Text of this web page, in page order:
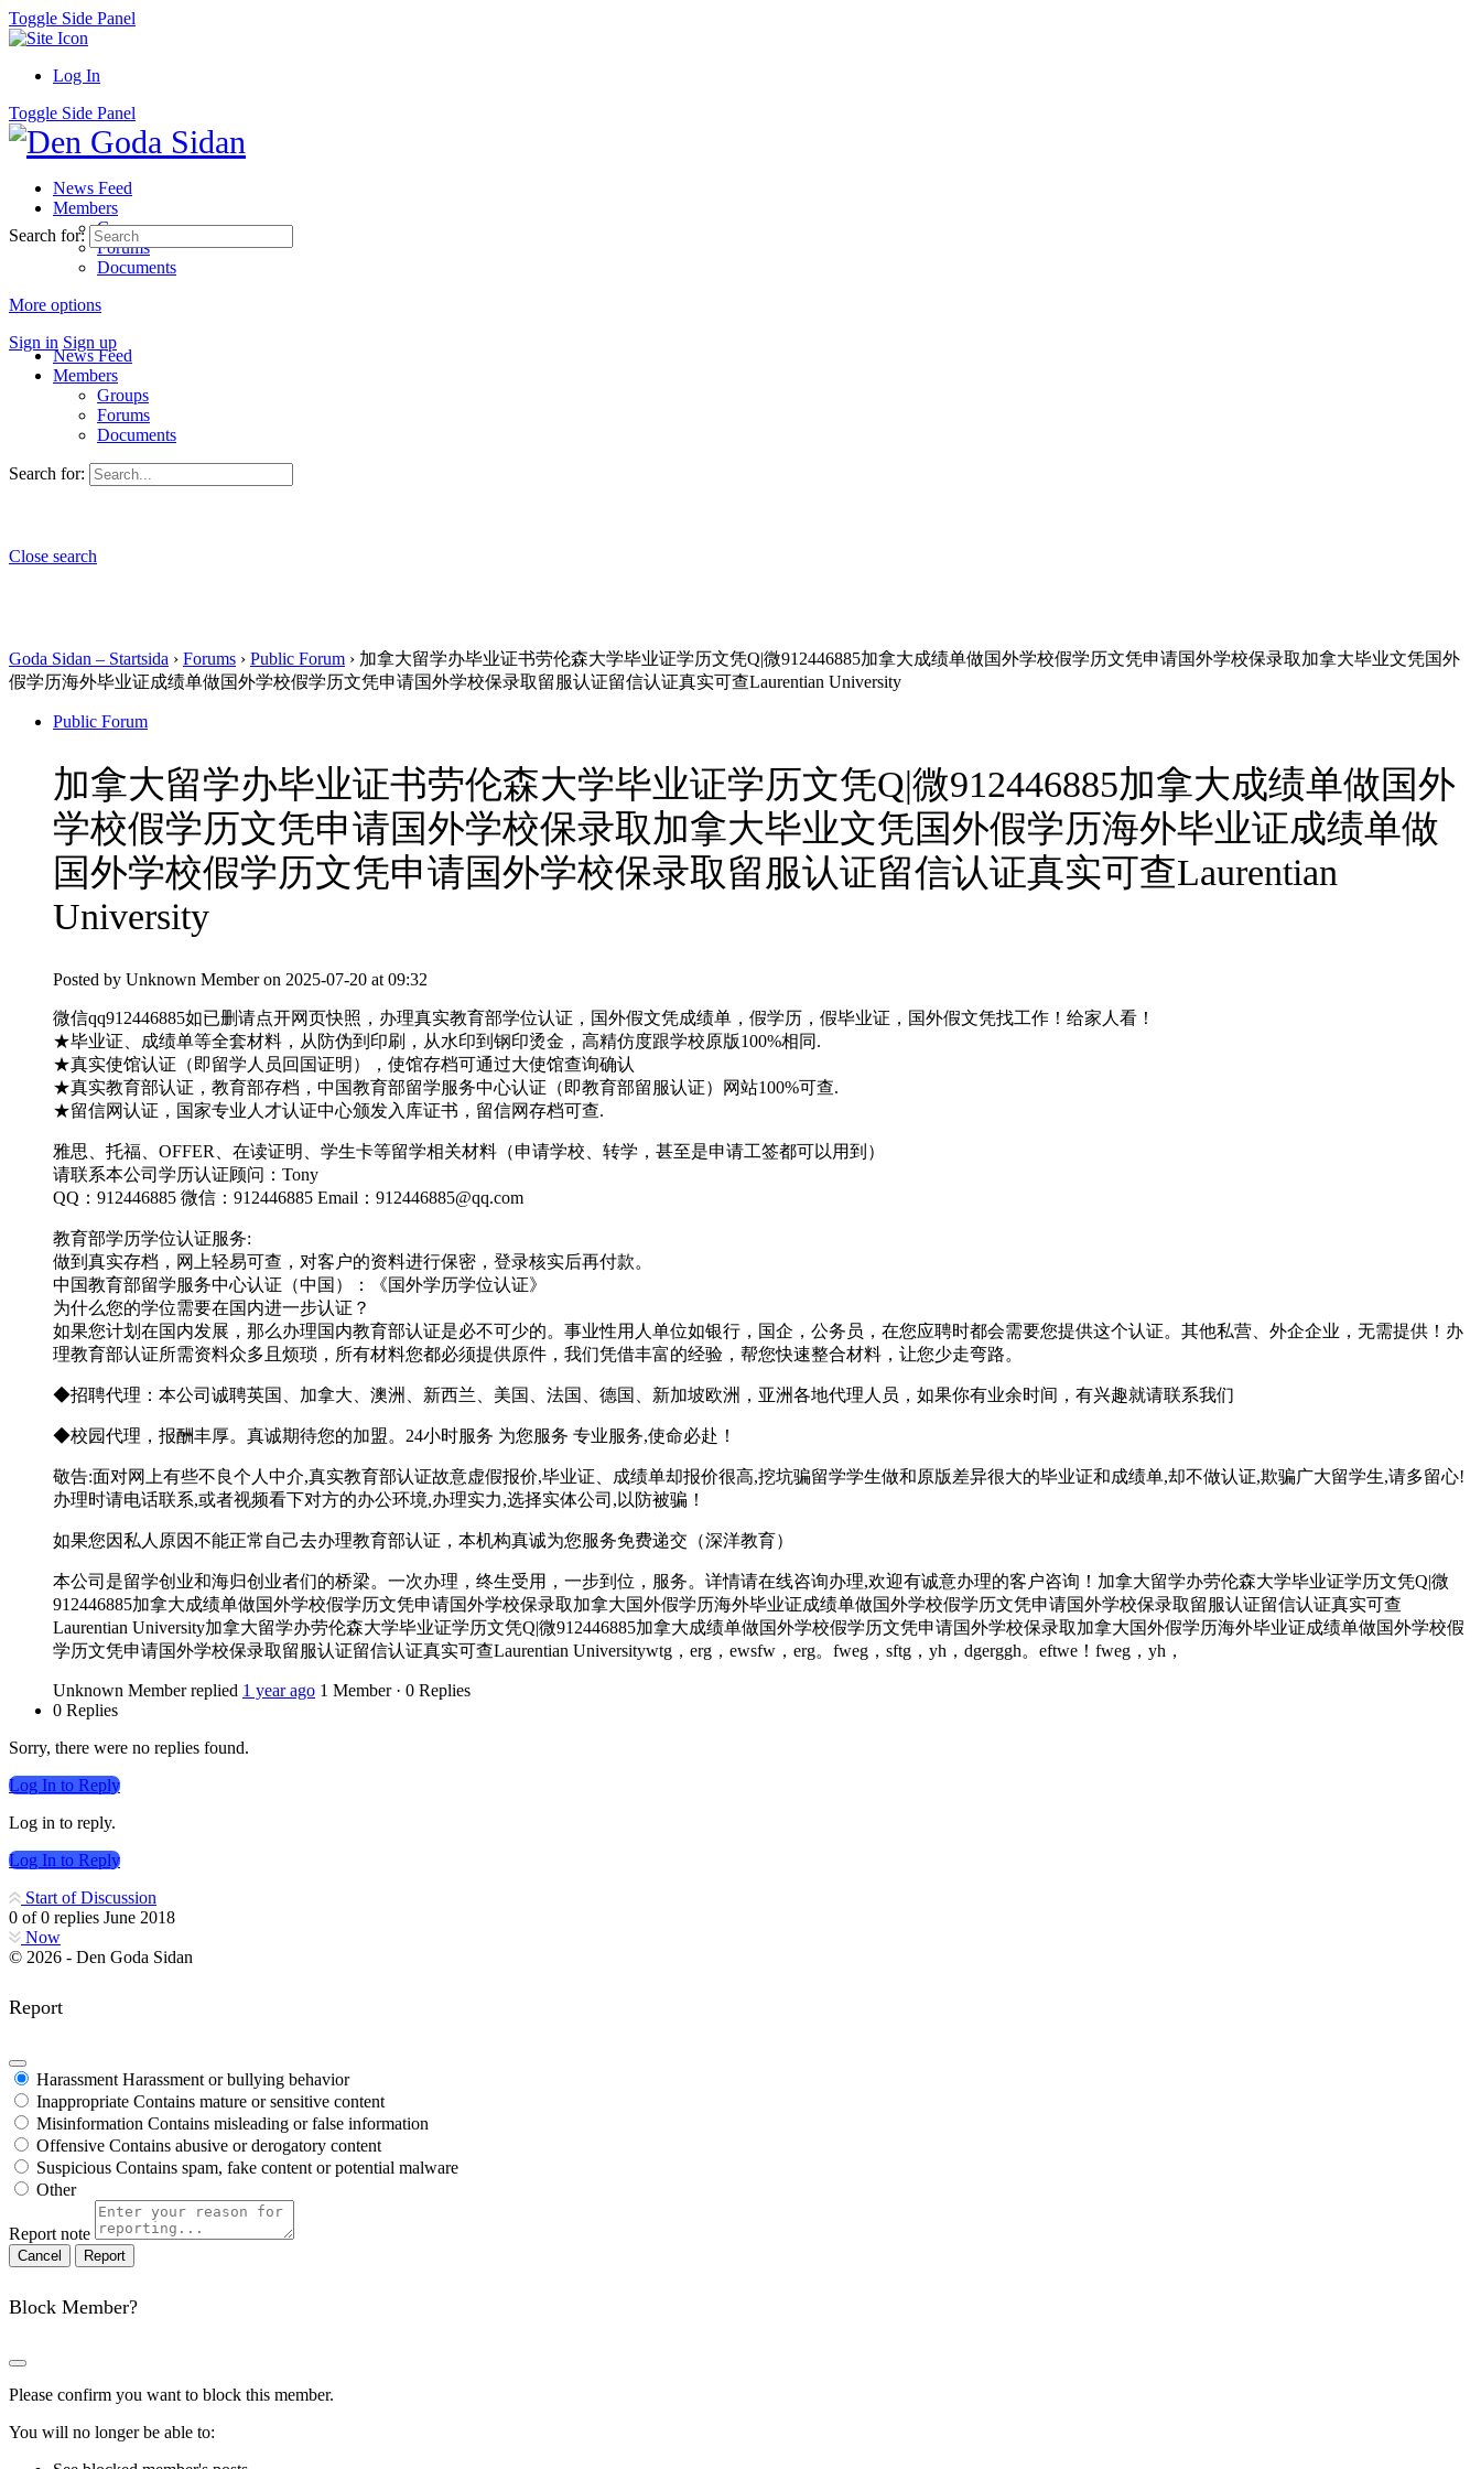
Toggle Side Panel
Log In
Toggle Side Panel
News Feed
Members
Groups
Forums
Documents
More options
Sign in Sign up
Search for:
News Feed
Members
Groups
Forums
Documents
Search for:
Close search
Goda Sidan – Startsida › Forums › Public Forum › 加拿大留学办毕业证书劳伦森大学毕业证学历文凭Q|微912446885加拿大成绩单做国外学校假学历文凭申请国外学校保录取加拿大毕业文凭国外
假学历海外毕业证成绩单做国外学校假学历文凭申请国外学校保录取留服认证留信认证真实可查Laurentian University
Public Forum
加拿大留学办毕业证书劳伦森大学毕业证学历文凭Q|微912446885加拿大成绩单做国外
学校假学历文凭申请国外学校保录取加拿大毕业文凭国外假学历海外毕业证成绩单做
国外学校假学历文凭申请国外学校保录取留服认证留信认证真实可查Laurentian
University
Posted by Unknown Member on 2025-07-20 at 09:32
微信qq912446885如已删请点开网页快照，办理真实教育部学位认证，国外假文凭成绩单，假学历，假毕业证，国外假文凭找工作！给家人看！
★毕业证、成绩单等全套材料，从防伪到印刷，从水印到钢印烫金，高精仿度跟学校原版100%相同.
★真实使馆认证（即留学人员回国证明），使馆存档可通过大使馆查询确认
★真实教育部认证，教育部存档，中国教育部留学服务中心认证（即教育部留服认证）网站100%可查.
★留信网认证，国家专业人才认证中心颁发入库证书，留信网存档可查.
雅思、托福、OFFER、在读证明、学生卡等留学相关材料（申请学校、转学，甚至是申请工签都可以用到）
请联系本公司学历认证顾问：Tony
QQ：912446885 微信：912446885 Email：912446885@qq.com
教育部学历学位认证服务:
做到真实存档，网上轻易可查，对客户的资料进行保密，登录核实后再付款。
中国教育部留学服务中心认证（中国）：《国外学历学位认证》
为什么您的学位需要在国内进一步认证？
如果您计划在国内发展，那么办理国内教育部认证是必不可少的。事业性用人单位如银行，国企，公务员，在您应聘时都会需要您提供这个认证。其他私营、外企企业，无需提供！办
理教育部认证所需资料众多且烦琐，所有材料您都必须提供原件，我们凭借丰富的经验，帮您快速整合材料，让您少走弯路。
◆招聘代理：本公司诚聘英国、加拿大、澳洲、新西兰、美国、法国、德国、新加坡欧洲，亚洲各地代理人员，如果你有业余时间，有兴趣就请联系我们
◆校园代理，报酬丰厚。真诚期待您的加盟。24小时服务 为您服务 专业服务,使命必赴！
敬告:面对网上有些不良个人中介,真实教育部认证故意虚假报价,毕业证、成绩单却报价很高,挖坑骗留学学生做和原版差异很大的毕业证和成绩单,却不做认证,欺骗广大留学生,请多留心!
办理时请电话联系,或者视频看下对方的办公环境,办理实力,选择实体公司,以防被骗！
如果您因私人原因不能正常自己去办理教育部认证，本机构真诚为您服务免费递交（深洋教育）
本公司是留学创业和海归创业者们的桥梁。一次办理，终生受用，一步到位，服务。详情请在线咨询办理,欢迎有诚意办理的客户咨询！加拿大留学办劳伦森大学毕业证学历文凭Q|微
912446885加拿大成绩单做国外学校假学历文凭申请国外学校保录取加拿大国外假学历海外毕业证成绩单做国外学校假学历文凭申请国外学校保录取留服认证留信认证真实可查
Laurentian University加拿大留学办劳伦森大学毕业证学历文凭Q|微912446885加拿大成绩单做国外学校假学历文凭申请国外学校保录取加拿大国外假学历海外毕业证成绩单做国外学校假
学历文凭申请国外学校保录取留服认证留信认证真实可查Laurentian Universitywtg，erg，ewsfw，erg。fweg，sftg，yh，dgerggh。eftwe！fweg，yh，
Unknown Member replied 1 year ago 1 Member · 0 Replies
0 Replies
Sorry, there were no replies found.
Log In to Reply
Log in to reply.
Log In to Reply
Start of Discussion
0 of0 replies June 2018
Now
© 2026 - Den Goda Sidan
Report
Harassment Harassment or bullying behavior
Inappropriate Contains mature or sensitive content
Misinformation Contains misleading or false information
Offensive Contains abusive or derogatory content
Suspicious Contains spam, fake content or potential malware
Other
Report note
Report
Block Member?
Please confirm you want to block this member.
You will no longer be able to: